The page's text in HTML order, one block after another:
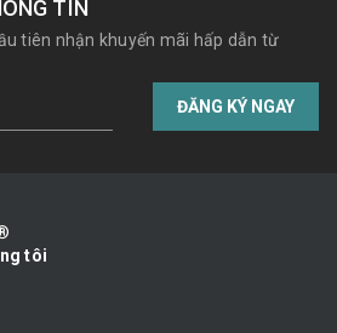
TIN
tiên nhận khuyến mãi hấp dẫn từ
ĐĂNG KÝ NGAY
tôi